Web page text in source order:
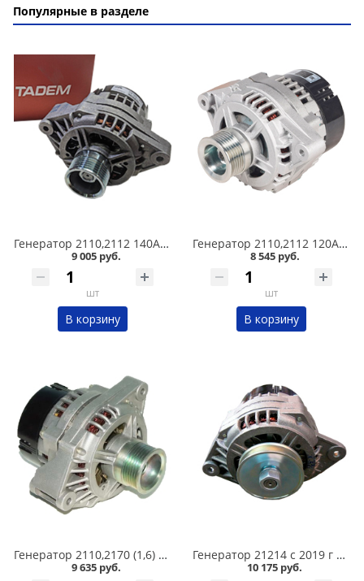
Популярные в разделе
Генератор 2110,2112 140А 9402.3701C Катэк в Кургане
9 005 руб.
шт
В корзину
Генератор 2110,2112 120А СтартВольт в Кургане
8 545 руб.
шт
В корзину
Генератор 2110,2170 (1,6) 80А 9402.3701-03 в Кургане
9 635 руб.
Генератор 21214 с 2019 г 110А 9412.3701-25 в Кургане
10 175 руб.